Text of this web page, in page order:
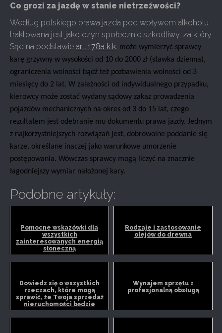
Co grozi za jazdę w stanie nietrzeźwości?
Według polskiego prawa jazda pod wpływem alkoholu
traktowana jest jako czyn społecznie szkodliwy, za który
Sąd na podstawie art. 178a k.k. może wymierzyć sprawcy
karę grzywny w wysokości od 10 do 2000 zł (stawka dzienna),
ograniczenia wolności bądź też pozbawienia wolności od 3
miesięcy do 2 lat. W zależności od indywidualnego przypadku,
kierowcy może zostać wydany sądowy zakaz prowadzenia
pojazdów mechanicznych na okres od 3 do 15 lat, czego
rezultatem jest odebranie mu dokumentu prawa jazdy. Jednym
z najkorzystniejszych rozwiązań jest, dobrowolne poddanie się
karze, określane inaczej jako warunkowe umorzenie
postępowania. Wówczas sprawcy mogą liczyć na znacznie
łagodniejszy wymiar nałożonej kary.
Podobne artykuły:
Pomocne wskazówki dla
wszystkich
zainteresowanych energią
słoneczną
Rodzaje i zastosowanie
olejów do drewna
Dowiedz się o wszystkich
rzeczach, które mogą
sprawić, że Twoja sprzedaż
nieruchomości będzie
wielki...
Wynajem sprzętu z
profesjonalną obsługą